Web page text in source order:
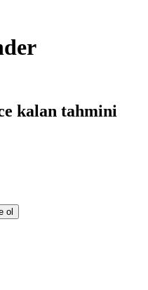
kalan tahmini